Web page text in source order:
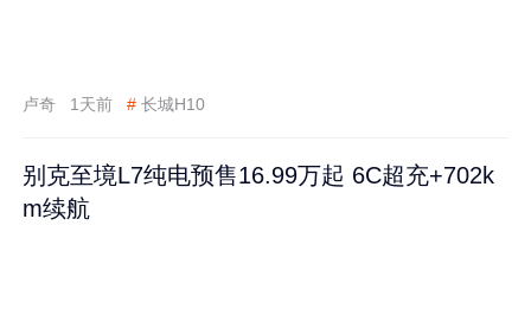
卢奇 1天前 # 长城H10
别克至境L7纯电预售16.99万起 6C超充+702k
m续航